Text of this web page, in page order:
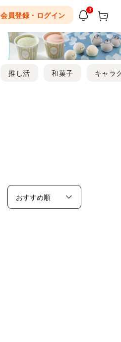
会員登録・ログイン
3
推し活 和菓子 キャラ